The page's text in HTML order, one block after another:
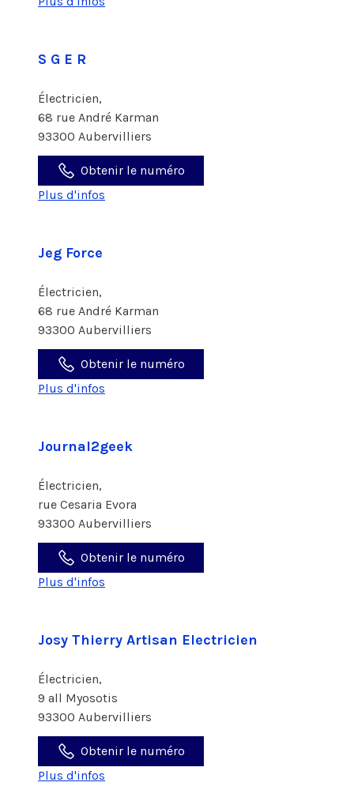
S G E R
Électricien,
68 rue André Karman
93300 Aubervilliers
Obtenir le numéro
Plus d'infos
Jeg Force
Électricien,
68 rue André Karman
93300 Aubervilliers
Obtenir le numéro
Plus d'infos
Journal2geek
Électricien,
rue Cesaria Evora
93300 Aubervilliers
Obtenir le numéro
Plus d'infos
Josy Thierry Artisan Electricien
Électricien,
9 all Myosotis
93300 Aubervilliers
Obtenir le numéro
Plus d'infos